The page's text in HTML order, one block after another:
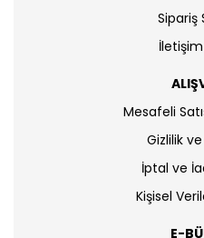
Sipariş
Mesafeli
Gizlilik
İptal ve
Kişisel
E-